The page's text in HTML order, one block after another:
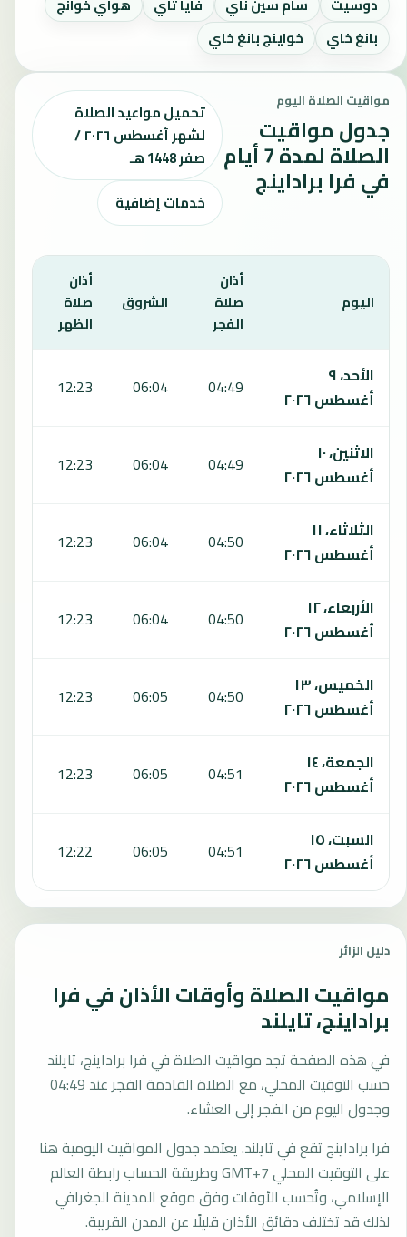
دوسيت سام سين ناي فايا ثاي
هواي خوانج
بانغ خاي
خواينج بانغ خاي
مواقيت الصلاة اليوم
جدول مواقيت
الصلاة لمدة 7 أيام
في فرا براداينج
تحميل مواعيد الصلاة
لشهر أغسطس ٢٠٢٦ /
صفر 1448 هـ
خدمات إضافية
اليوم
أذان
صلاة
الفجر
الشروق
أذان
صلاة
الظهر
الأحد، ٩
أغسطس ٢٠٢٦
04:49
06:04
12:23
الاثنين، ١٠
أغسطس ٢٠٢٦
04:49
06:04
12:23
الثلاثاء، ١١
أغسطس ٢٠٢٦
04:50
06:04
12:23
الأربعاء، ١٢
أغسطس ٢٠٢٦
04:50
06:04
12:23
الخميس، ١٣
أغسطس ٢٠٢٦
04:50
06:05
12:23
الجمعة، ١٤
أغسطس ٢٠٢٦
04:51
06:05
12:23
السبت، ١٥
أغسطس ٢٠٢٦
04:51
06:05
12:22
دليل الزائر
مواقيت الصلاة وأوقات الأذان في فرا
براداينج، تايلند
في هذه الصفحة تجد مواقيت الصلاة في فرا براداينج، تايلند
حسب التوقيت المحلي، مع الصلاة القادمة الفجر عند 04:49
وجدول اليوم من الفجر إلى العشاء.
فرا براداينج تقع في تايلند. يعتمد جدول المواقيت اليومية هنا
على التوقيت المحلي GMT+7 وطريقة الحساب رابطة العالم
الإسلامي، وتُحسب الأوقات وفق موقع المدينة الجغرافي
لذلك قد تختلف دقائق الأذان قليلًا عن المدن القريبة.